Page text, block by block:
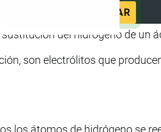
ANUNCIAR
del hidrógeno de un
son electrólitos que
los átomos de hidrógeno se